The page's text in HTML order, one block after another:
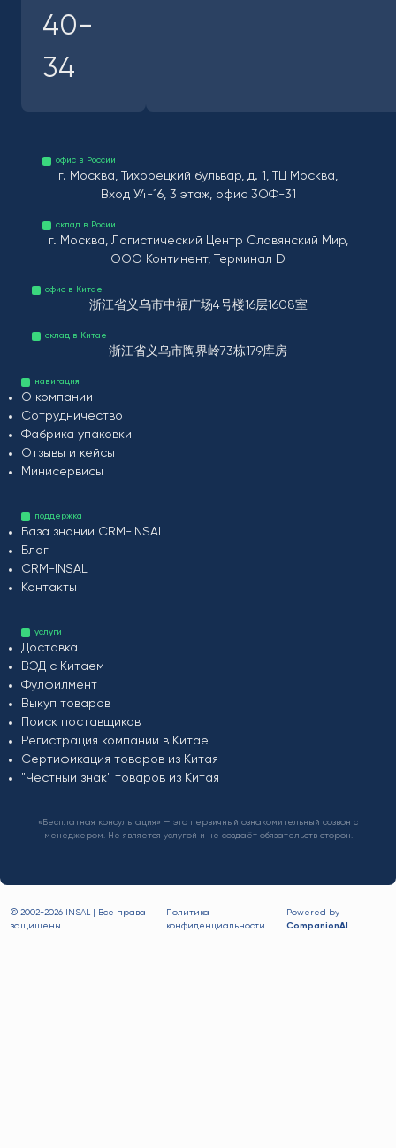
40-
34
офис в России
г. Москва, Тихорецкий бульвар, д. 1, ТЦ Москва,
Вход У4-16, 3 этаж, офис 3ОФ-31
склад в Росии
г. Москва, Логистический Центр Славянский Мир,
ООО Континент, Терминал D
офис в Китае
浙江省义乌市中福广场4号楼16层1608室
склад в Китае
浙江省义乌市陶界岭73栋179库房
навигация
О компании
Сотрудничество
Фабрика упаковки
Отзывы и кейсы
Минисервисы
поддержка
База знаний CRM-INSAL
Блог
CRM-INSAL
Контакты
услуги
Доставка
ВЭД с Китаем
Фулфилмент
Выкуп товаров
Поиск поставщиков
Регистрация компании в Китае
Сертификация товаров из Китая
"Честный знак" товаров из Китая
«Бесплатная консультация» — это первичный ознакомительный созвон с
менеджером. Не является услугой и не создаёт обязательств сторон.
© 2002-2026 INSAL | Все права
защищены
Политика
конфиденциальности
Powered by
CompanionAI